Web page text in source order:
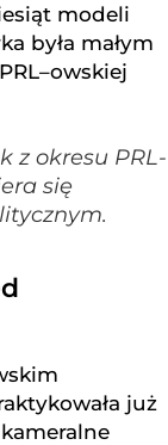
modeli
była małym
z okresu PRL-
się
już